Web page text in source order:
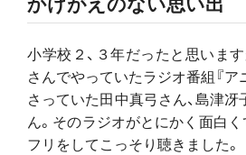
小学校２、３年だったと思い
さんでやっていたラジオ番組『ア
さっていた田中真弓さん、島津冴
ん。そのラジオがとにかく面白く
フリをしてこっそり聴きました。